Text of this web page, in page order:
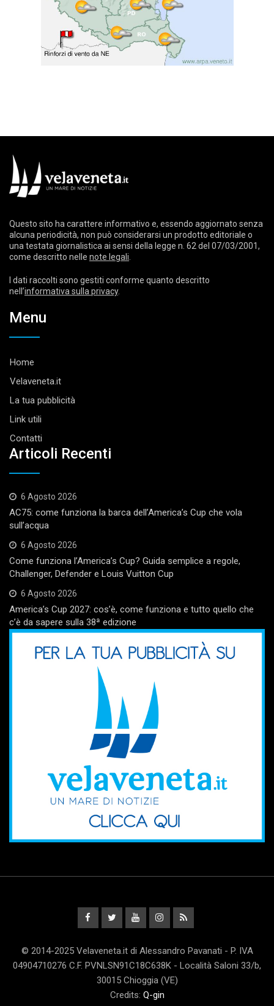
Questo sito ha carattere informativo e, essendo aggiornato senza
alcuna periodicità, non può considerarsi un prodotto editoriale o
una testata giornalistica ai sensi della legge n. 62 del 07/03/2001,
come descritto nelle note legali
I dati raccolti sono gestiti conforme quanto descritto
nell’informativa sulla privacy.
Menu
Home
Velaveneta.it
La tua pubblicità
Link utili
Contatti
Articoli Recenti
6 Agosto 2026
AC75: come funziona la barca dell’America’s Cup che vola
sull’acqua
6 Agosto 2026
Come funziona l’America’s Cup? Guida semplice a regole,
Challenger, Defender e Louis Vuitton Cup
6 Agosto 2026
America’s Cup 2027: cos’è, come funziona e tutto quello che
c’è da sapere sulla 38ª edizione
© 2014-2025 Velaveneta.it di Alessandro Pavanati - P. IVA
04904710276 C.F. PVNLSN91C18C638K - Località Saloni 33/b,
30015 Chioggia (VE)
Credits: Q-gin